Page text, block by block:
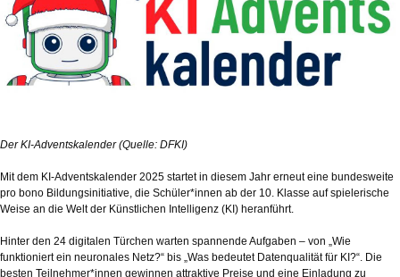
Der KI-Adventskalender (Quelle: DFKI)
Mit dem KI-Adventskalender 2025 startet in diesem Jahr erneut eine bundesweite
pro bono Bildungsinitiative, die Schüler*innen ab der 10. Klasse auf spielerische
Weise an die Welt der Künstlichen Intelligenz (KI) heranführt.
Hinter den 24 digitalen Türchen warten spannende Aufgaben – von „Wie
funktioniert ein neuronales Netz?“ bis „Was bedeutet Datenqualität für KI?“. Die
besten Teilnehmer*innen gewinnen attraktive Preise und eine Einladung zu